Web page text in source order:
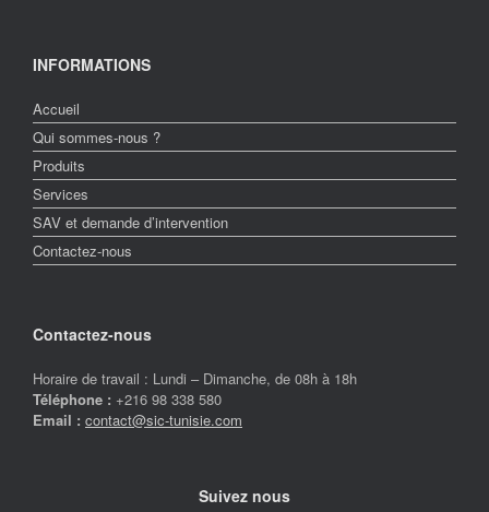
INFORMATIONS
Accueil
Qui sommes-nous ?
Produits
Services
SAV et demande d’intervention
Contactez-nous
Contactez-nous
Horaire de travail : Lundi – Dimanche, de 08h à 18h
Téléphone : +216 98 338 580
Email : contact@sic-tunisie.com
Suivez nous